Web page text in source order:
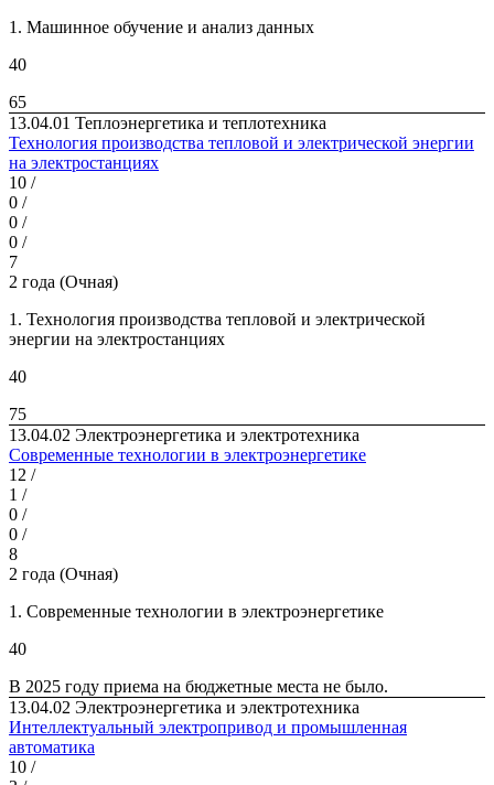
1. Машинное обучение и анализ данных
40
65
13.04.01 Теплоэнергетика и теплотехника
Технология производства тепловой и электрической энергии
на электростанциях
10 /
0 /
0 /
0 /
7
2 года (Очная)
1. Технология производства тепловой и электрической
энергии на электростанциях
40
75
13.04.02 Электроэнергетика и электротехника
Современные технологии в электроэнергетике
12 /
1 /
0 /
0 /
8
2 года (Очная)
1. Современные технологии в электроэнергетике
40
В 2025 году приема на бюд­жетные места не было.
13.04.02 Электроэнергетика и электротехника
Интеллектуальный электропривод и промышленная
автоматика
10 /